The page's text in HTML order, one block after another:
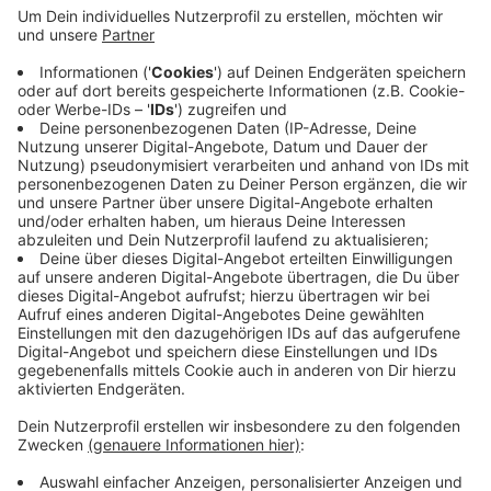
entzündet, es war aber schon gelöscht bevor sie
eintraf. Weil das Gas aber weiterhin ausströmte, wurde
ein Wohnhaus vorsorglich evakuiert und der Bereich um
die Baustelle an der Straße "An der Obererft"
weiträumig abgesperrt. Schließlich sei es aber
gelungen, die Gaszufuhr zu unterbrechen und den
Schaden an der Leitung zu beheben. Laut Feuerwehr
dauerte der Einsatz letzlich drei Stunden.
Anzeige
Anzeige